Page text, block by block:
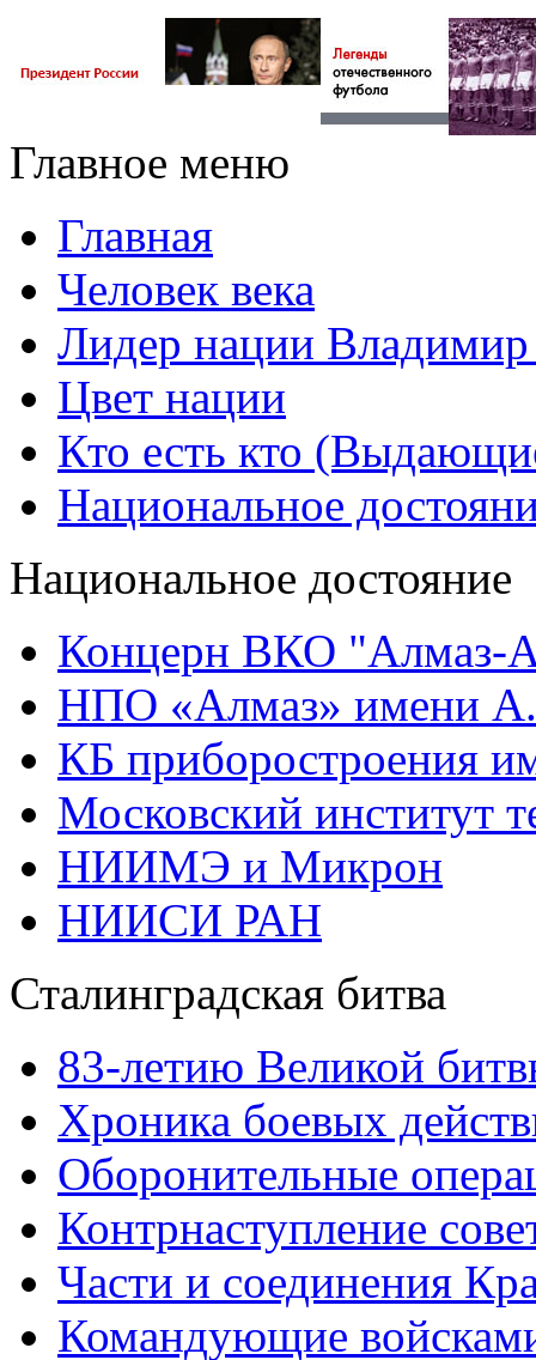
Главное меню
Главная
Человек века
Лидер нации
Цвет нации
Кто есть кто
Национальное
Национальное достояние
Концерн ВКО "Алмаз-
НПО «Алмаз» имени
КБ приборостроения
Московский институт
НИИМЭ и Микрон
НИИСИ РАН
Сталинградская битва
83-летию Великой
Хроника боевых
Оборонительные
Контрнаступление
Части и соединения
Командующие